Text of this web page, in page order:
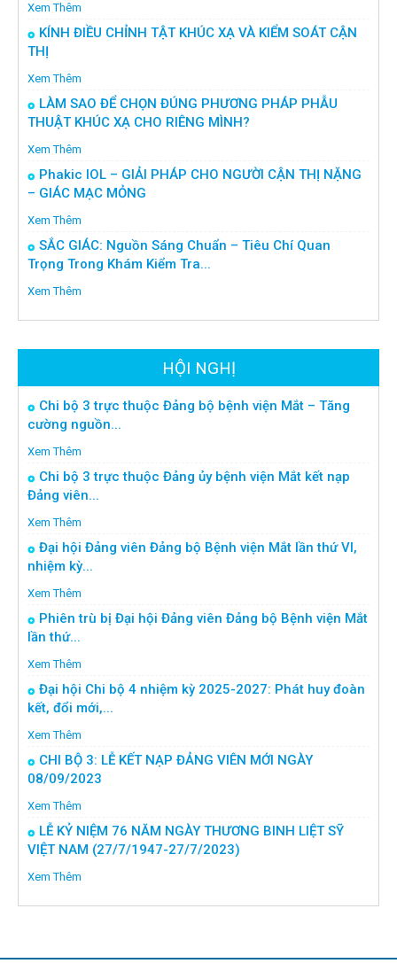
Xem Thêm
KÍNH ĐIỀU CHỈNH TẬT KHÚC XẠ VÀ KIỂM SOÁT CẬN
THỊ
Xem Thêm
LÀM SAO ĐỂ CHỌN ĐÚNG PHƯƠNG PHÁP PHẪU
THUẬT KHÚC XẠ CHO RIÊNG MÌNH?
Xem Thêm
Phakic IOL – GIẢI PHÁP CHO NGƯỜI CẬN THỊ NẶNG
– GIÁC MẠC MỎNG
Xem Thêm
SẮC GIÁC: Nguồn Sáng Chuẩn – Tiêu Chí Quan
Trọng Trong Khám Kiểm Tra...
Xem Thêm
HỘI NGHỊ
Chi bộ 3 trực thuộc Đảng bộ bệnh viện Mắt – Tăng
cường nguồn...
Xem Thêm
Chi bộ 3 trực thuộc Đảng ủy bệnh viện Mắt kết nạp
Đảng viên...
Xem Thêm
Đại hội Đảng viên Đảng bộ Bệnh viện Mắt lần thứ VI,
nhiệm kỳ...
Xem Thêm
Phiên trù bị Đại hội Đảng viên Đảng bộ Bệnh viện Mắt
lần thứ...
Xem Thêm
Đại hội Chi bộ 4 nhiệm kỳ 2025-2027: Phát huy đoàn
kết, đổi mới,...
Xem Thêm
CHI BỘ 3: LỄ KẾT NẠP ĐẢNG VIÊN MỚI NGÀY
08/09/2023
Xem Thêm
LỄ KỶ NIỆM 76 NĂM NGÀY THƯƠNG BINH LIỆT SỸ
VIỆT NAM (27/7/1947-27/7/2023)
Xem Thêm